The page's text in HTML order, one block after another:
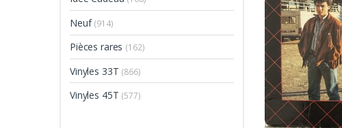
Neuf (914)
Pièces rares (162)
Vinyles 33T (866)
Vinyles 45T (577)